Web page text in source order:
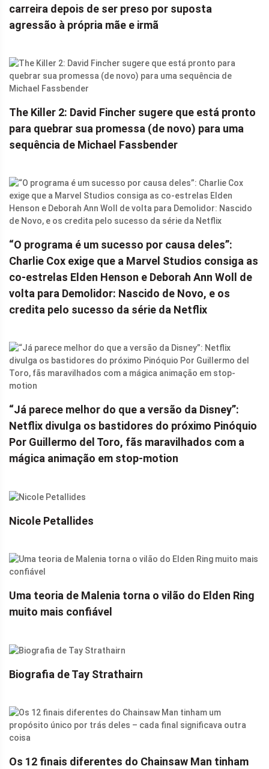
carreira depois de ser preso por suposta
agressão à própria mãe e irmã
The Killer 2: David Fincher sugere que está pronto
para quebrar sua promessa (de novo) para uma
sequência de Michael Fassbender
“O programa é um sucesso por causa deles”:
Charlie Cox exige que a Marvel Studios consiga as
co-estrelas Elden Henson e Deborah Ann Woll de
volta para Demolidor: Nascido de Novo, e os
credita pelo sucesso da série da Netflix
“Já parece melhor do que a versão da Disney”:
Netflix divulga os bastidores do próximo Pinóquio
Por Guillermo del Toro, fãs maravilhados com a
mágica animação em stop-motion
Nicole Petallides
Uma teoria de Malenia torna o vilão do Elden Ring
muito mais confiável
Biografia de Tay Strathairn
Os 12 finais diferentes do Chainsaw Man tinham